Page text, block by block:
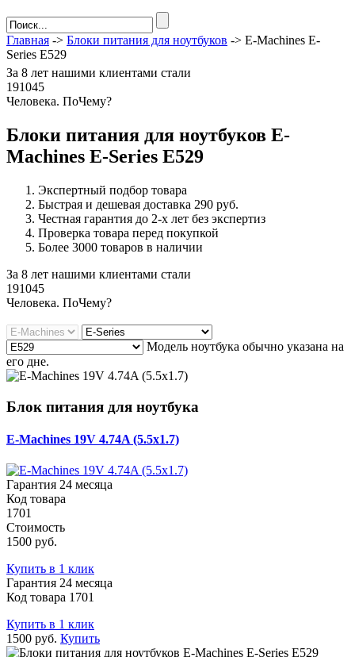
Главная -> Блоки питания для ноутбуков -> E-Machines E-
Series E529
За 8 лет нашими клиентами стали
191045
Человека. ПоЧему?
Блоки питания для ноутбуков E-
Machines E-Series E529
Экспертный подбор товара
Быстрая и дешевая доставка 290 руб.
Честная гарантия до 2-х лет без экспертиз
Проверка товара перед покупкой
Более 3000 товаров в наличии
За 8 лет нашими клиентами стали
191045
Человека. ПоЧему?
Модель ноутбука обычно указана на
его дне.
Блок питания для ноутбука
E-Machines 19V 4.74A (5.5x1.7)
Гарантия 24 месяца
Код товара
1701
Стоимость
1500 руб.
Купить в 1 клик
Гарантия 24 месяца
Код товара 1701
Купить в 1 клик
1500 руб. Купить